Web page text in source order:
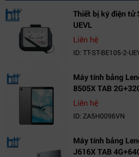
Thiết bị ký điện tử
UEVL
Liên hệ
ID: TT-ST-BE105-2-
Máy tính bảng
8505X TAB
VN_ZA5H0096VN
Liên hệ
ID: ZA5H0096VN
Máy tính bảng
J616X TAB